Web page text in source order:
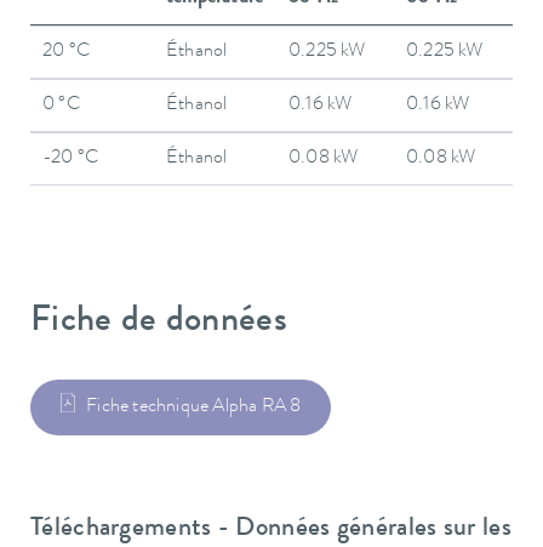
20 °C Éthanol 0.225 kW 0.225 kW
0 °C Éthanol 0.16 kW 0.16 kW
-20 °C Éthanol 0.08 kW 0.08 kW
Fiche de données
Fiche technique Alpha RA 8
Téléchargements - Données générales sur les